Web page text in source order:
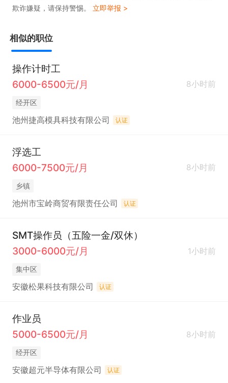
欺诈嫌疑，请保持警惕。 立即举报 >
相似的职位
操作计时工
6000-6500元/月
8小时前
经开区
池州捷高模具科技有限公司 认证
浮选工
6000-7500元/月
8小时前
乡镇
池州市宝岭商贸有限责任公司 认证
SMT操作员（五险一金/双休）
3000-6000元/月
1小时前
集中区
安徽松果科技有限公司 认证
作业员
5000-6500元/月
8小时前
经开区
安徽超元半导体有限公司 认证